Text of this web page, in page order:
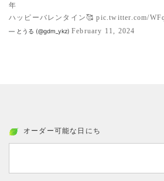
年
ハッピーバレンタイン🥰pic.twitter.com/
— とうる (@gdm_ykz) February 11, 2024
オーダー可能な日にち